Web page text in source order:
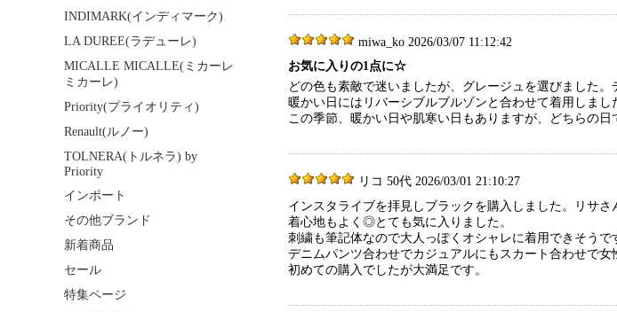
miwa_ko 2026/03/07 11:12:42
お気に入りの1点に☆
どの色も素敵で迷いましたが、グレージュを選びました
暖かい日にはリバーシブルブルゾンと合わせて着用しまし
この季節、暖かい日や肌寒い日もありますが、どちらの
リコ 50代 2026/03/01 21:10:27
インスタライブを拝見しブラックを購入しました。リサ
着心地もよく◎とても気に入りました。
刺繍も筆記体なので大人っぽくオシャレに着用できそうで
デニムパンツ合わせでカジュアルにもスカート合わせで
初めての購入でしたが大満足です。
INDIMARK(インディマーク)
LA DUREE(ラデューレ)
MICALLE MICALLE(ミカーレ
ミカーレ)
Priority(プライオリティ)
Renault(ルノー)
TOLNERA(トルネラ) by
Priority
インポート
その他ブランド
新着商品
セール
特集ページ